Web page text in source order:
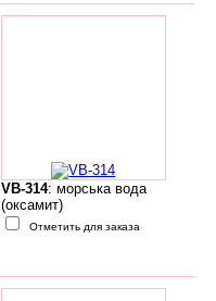
VB-314: морська вода
(оксамит)
Отметить для заказа